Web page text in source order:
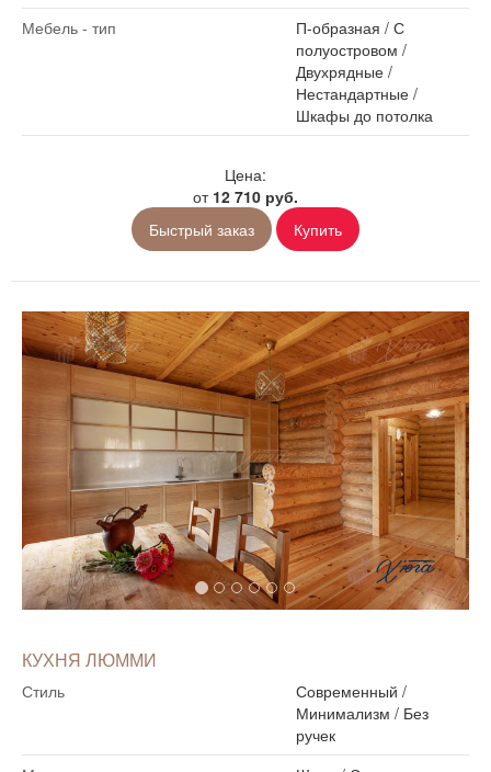
Мебель - тип
П-образная / С
полуостровом /
Двухрядные/
Нестандартные/
Шкафы до потолка
Цена:
от 12 710 руб.
Быстрый заказ
Купить
КУХНЯ ЛЮММИ
Стиль Современный /
Минимализм / Без
ручек